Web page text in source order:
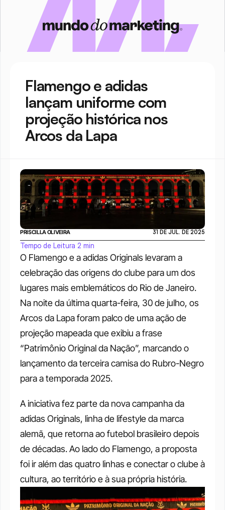
Flamengo e adidas
lançam uniforme com
projeção histórica nos
Arcos da Lapa
O Flamengo e a adidas Originals levaram a
celebração das origens do clube para um dos
lugares mais emblemáticos do Rio de Janeiro.
Na noite da última quarta-feira, 30 de julho, os
Arcos da Lapa foram palco de uma ação de
projeção mapeada que exibiu a frase
“Patrimônio Original da Nação”, marcando o
lançamento da terceira camisa do Rubro-Negro
para a temporada 2025.
A iniciativa fez parte da nova campanha da
adidas Originals, linha de lifestyle da marca
alemã, que retorna ao futebol brasileiro depois
de décadas. Ao lado do Flamengo, a proposta
foi ir além das quatro linhas e conectar o clube à
cultura, ao território e à sua própria história.
PRISCILLA OLIVEIRA 31 DE JUL. DE 2025
Tempo de Leitura 2 min